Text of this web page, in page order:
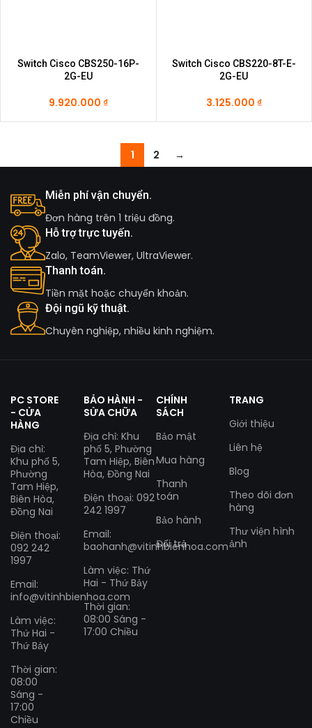
Switch Cisco CBS250-16P-
2G-EU
9.920.000 ₫
Switch Cisco CBS220-8T-E-
2G-EU
3.125.000 ₫
1 2 →
Miễn phí vận chuyển.
Đơn hàng trên 1 triệu đồng.
Hỗ trợ trực tuyến.
Zalo, TeamViewer, UltraViewer.
Thanh toán.
Tiền mặt hoặc chuyển khoản.
Đội ngũ kỹ thuật.
Chuyên nghiệp, nhiều kinh nghiệm.
PC STORE
- CỬA
HÀNG
Địa chỉ:
Khu phố 5,
Phường
Tam Hiệp,
Biên Hòa,
Đồng Nai
Điện thoại:
092 242
1997
Email:
info@vitinhbienhoa.com
Làm việc:
Thứ Hai -
Thứ Bảy
Thời gian:
08:00
Sáng -
17:00
Chiều
BẢO HÀNH -
SỬA CHỮA
Địa chỉ: Khu
phố 5, Phường
Tam Hiệp, Biên
Hòa, Đồng Nai
Điện thoại: 092
242 1997
Email:
baohanh@vitinhbienhoa.com
Làm việc: Thứ
Hai - Thứ Bảy
Thời gian:
08:00 Sáng -
17:00 Chiều
CHÍNH
SÁCH
Bảo mật
Mua hàng
Thanh
toán
Bảo hành
Đổi trả
TRANG
Giới thiệu
Liên hệ
Blog
Theo dõi đơn
hàng
Thư viện hình
ảnh